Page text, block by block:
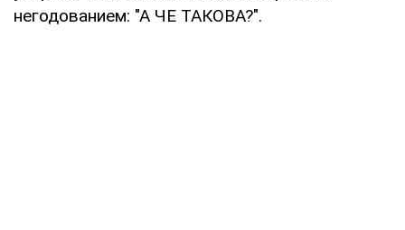
негодованием: "А ЧЕ ТАКОВА?".